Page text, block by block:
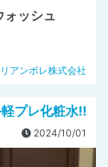
ォッシュ
アンボレ株式会社
プレ化粧水‼︎
2024/10/01